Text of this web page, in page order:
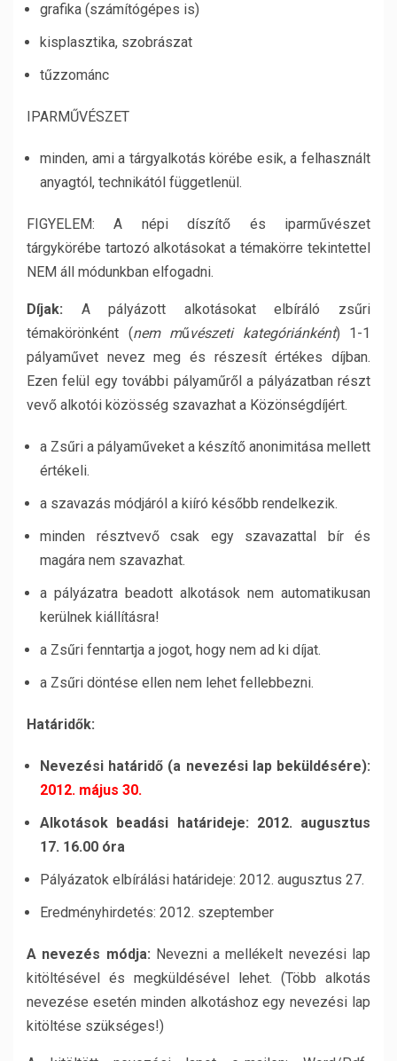
grafika (számítógépes is)
kisplasztika, szobrászat
tűzzománc
IPARMŰVÉSZET
minden, ami a tárgyalkotás körébe esik, a felhasznált
anyagtól, technikától függetlenül.
FIGYELEM: A népi díszítő és iparművészet
tárgykörébe tartozó alkotásokat a témakörre tekintettel
NEM áll módunkban elfogadni.
Díjak: A pályázott alkotásokat elbíráló zsűri
témakörönként (nem művészeti kategóriánként) 1-1
pályaművet nevez meg és részesít értékes díjban.
Ezen felül egy további pályaműről a pályázatban részt
vevő alkotói közösség szavazhat a Közönségdíjért.
a Zsűri a pályaműveket a készítő anonimitása mellett
értékeli.
a szavazás módjáról a kiíró később rendelkezik.
minden résztvevő csak egy szavazattal bír és
magára nem szavazhat.
a pályázatra beadott alkotások nem automatikusan
kerülnek kiállításra!
a Zsűri fenntartja a jogot, hogy nem ad ki díjat.
a Zsűri döntése ellen nem lehet fellebbezni.
Határidők:
Nevezési határidő (a nevezési lap beküldésére):
2012. május 30.
Alkotások beadási határideje: 2012. augusztus
17. 16.00 óra
Pályázatok elbírálási határideje: 2012. augusztus 27.
Eredményhirdetés: 2012. szeptember
A nevezés módja: Nevezni a mellékelt nevezési lap
kitöltésével és megküldésével lehet. (Több alkotás
nevezése esetén minden alkotáshoz egy nevezési lap
kitöltése szükséges!)